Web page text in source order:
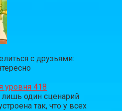
с друзьями:
уровня 418
лишь один сценарий
так, что у всех